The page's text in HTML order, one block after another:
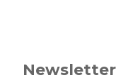
Newsletter